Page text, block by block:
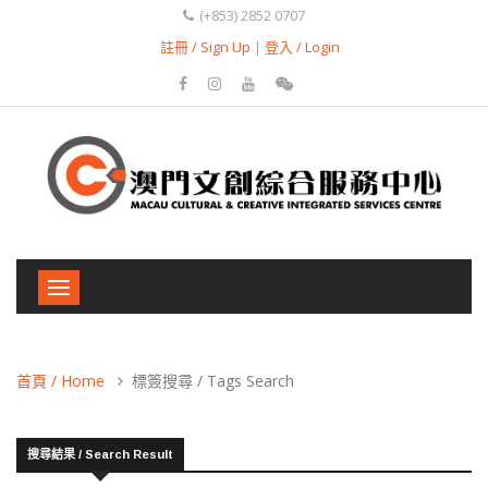
(+853) 2852 0707
註冊 / Sign Up | 登入 / Login
Toggle
navigation
首頁 / Home 標簽搜尋 / Tags Search
搜尋結果 / Search Result